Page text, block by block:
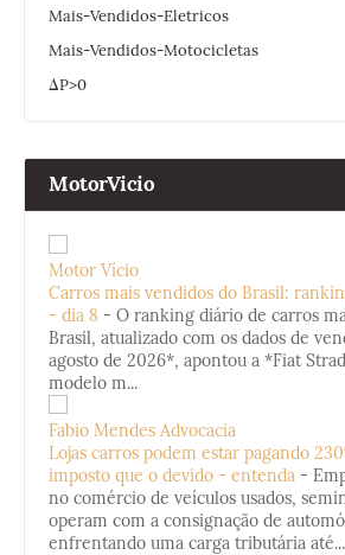
Mais-Vendidos-Eletricos
Mais-Vendidos-Motocicletas
ΔP>0
MotorVicio
Motor Vício
Carros mais vendidos do Brasil:
- dia 8 - O ranking diário de carros
Brasil, atualizado com os dados de
agosto de 2026*, apontou a *Fiat
modelo m...
Fabio Mendes Advocacia
Lojas carros podem estar pagando
imposto que o devido - entenda -
no comércio de veículos usados,
operam com a consignação de
enfrentando uma carga tributária até...